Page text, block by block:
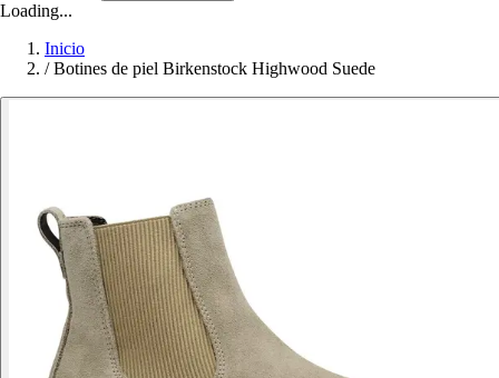
Loading...
Inicio
/ Botines de piel Birkenstock Highwood Suede